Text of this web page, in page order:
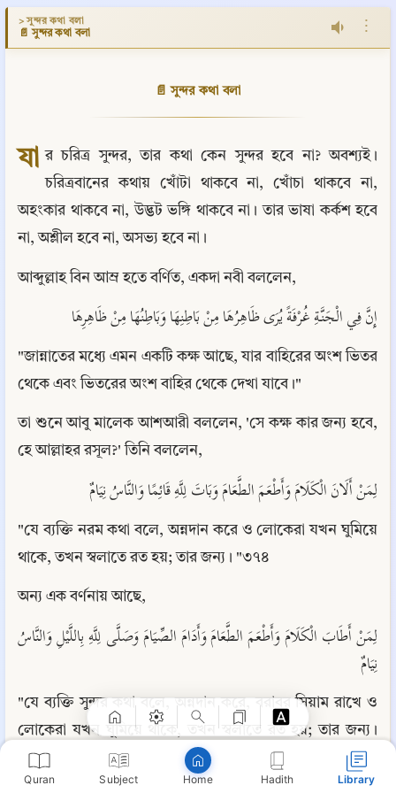
Quran Subject Home Hadith Library
> সুন্দর কথা বলা
📄 সুন্দর কথা বলা ⋮
📄 সুন্দর কথা বলা
যা র চরিত্র সুন্দর, তার কথা কেন সুন্দর হবে না? অবশ্যই।
চরিত্রবানের কথায় খোঁটা থাকবে না, খোঁচা থাকবে না,
অহংকার থাকবে না, উদ্ভট ভঙ্গি থাকবে না। তার ভাষা কর্কশ হবে
না, অশ্লীল হবে না, অসভ্য হবে না।
আব্দুল্লাহ বিন আম্র হতে বর্ণিত, একদা নবী বললেন,
إِنَّ فِي الْجَنَّةِ غُرْفَةً يُرَى ظَاهِرُهَا مِنْ بَاطِنِهَا وَبَاطِنُهَا مِنْ ظَاهِرِهَا
"জান্নাতের মধ্যে এমন একটি কক্ষ আছে, যার বাহিরের অংশ ভিতর
থেকে এবং ভিতরের অংশ বাহির থেকে দেখা যাবে।"
তা শুনে আবু মালেক আশআরী বললেন, 'সে কক্ষ কার জন্য হবে,
হে আল্লাহর রসূল?' তিনি বললেন,
لِمَنْ أَلَانَ الْكَلَامَ وَأَطْعَمَ الطَّعَامَ وَبَاتَ لِلَّهِ قَائِمًا وَالنَّاسُ نِيَامٌ
"যে ব্যক্তি নরম কথা বলে, অন্নদান করে ও লোকেরা যখন ঘুমিয়ে
থাকে, তখন স্বলাতে রত হয়; তার জন্য। "৩৭৪
অন্য এক বর্ণনায় আছে,
نِيَامٌ
"যে ব্যক্তি সুন্দর কথা বলে, অন্নদান করে, বরাবর সিয়াম রাখে ও
লোকেরা যখন ঘুমিয়ে থাকে, তখন স্বলাতে রত হয়; তার জন্য।
"৩৭৫
Copy